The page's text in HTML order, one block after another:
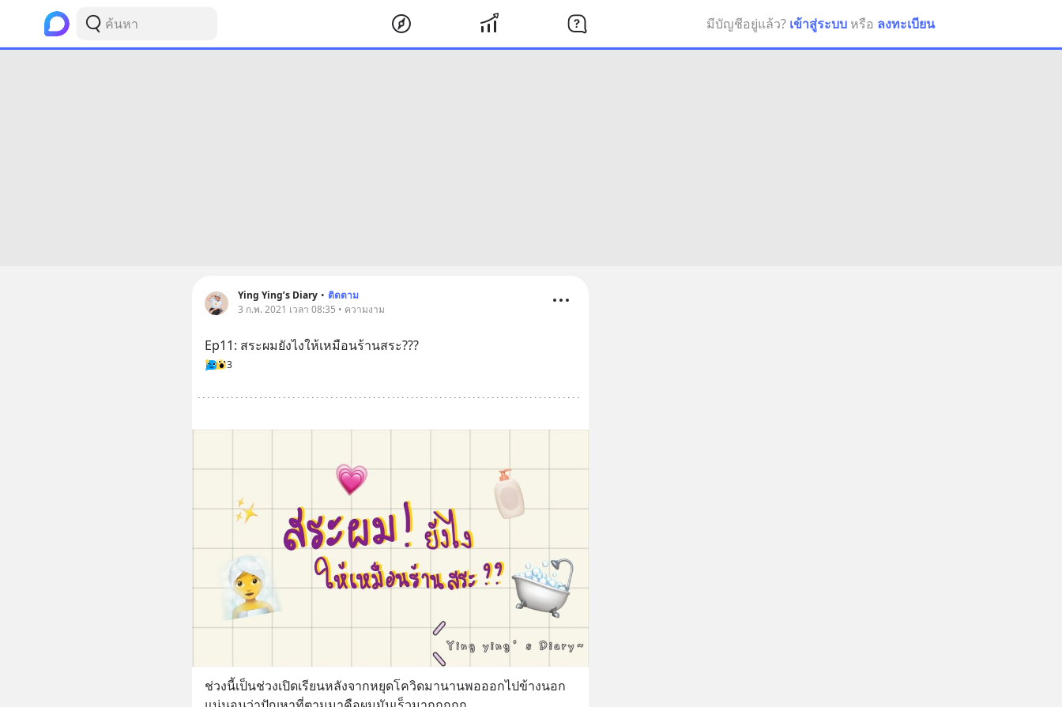
มีบัญชีอยู่แล้ว? เข้าสู่ระบบ หรือ ลงทะเบียน
Ying Ying’s Diary • ติดตาม
3 ก.พ. 2021 เวลา 08:35 • ความงาม
Ep11: สระผมยังไงให้เหมือนร้านสระ???
3
ช่วงนี้เป็นช่วงเปิดเรียนหลังจากหยุดโควิดมานานพอออกไปข้างนอก